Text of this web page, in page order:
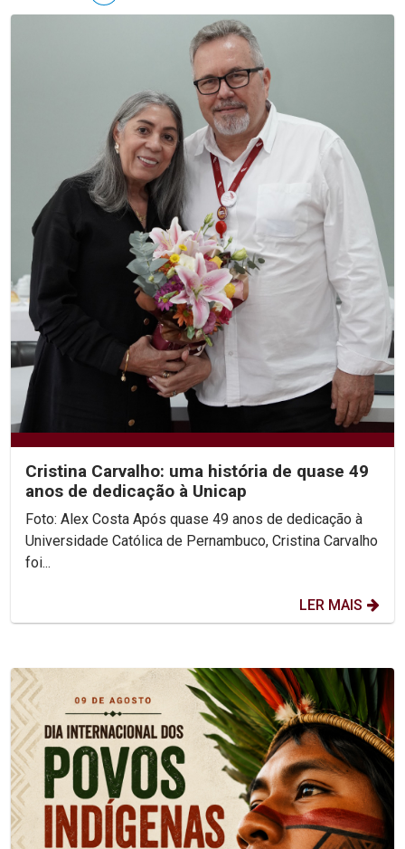
Cristina Carvalho: uma história de quase 49
anos de dedicação à Unicap
Foto: Alex Costa Após quase 49 anos de dedicação à
Universidade Católica de Pernambuco, Cristina Carvalho
foi...
LER MAIS